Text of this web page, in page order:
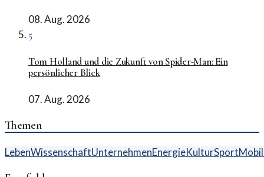
08. Aug. 2026
5
Tom Holland und die Zukunft von Spider-Man: Ein
persönlicher Blick
07. Aug. 2026
Themen
LebenWissenschaftUnternehmenEnergieKulturSport